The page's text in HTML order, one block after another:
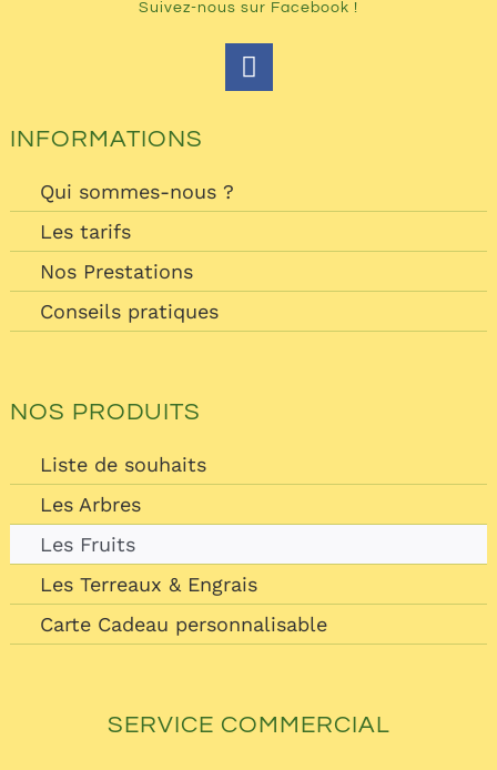
Suivez-nous sur Facebook !
INFORMATIONS
Qui sommes-nous ?
Les tarifs
Nos Prestations
Conseils pratiques
NOS PRODUITS
Liste de souhaits
Les Arbres
Les Fruits
Les Terreaux & Engrais
Carte Cadeau personnalisable
SERVICE COMMERCIAL